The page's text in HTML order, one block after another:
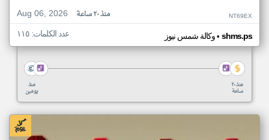
Aug 06, 2026
منذ ٢٠ ساعة NT69EX
وكالة شمس نيوز• shms.ps عدد الكلمات: ١١٥
منذ
يومين
منذ ٢٠
ساعة